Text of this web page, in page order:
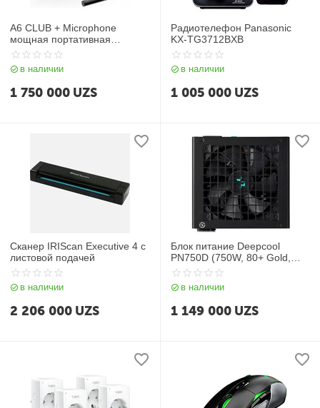
A6 CLUB + Microphone
мощная портативная
Bluetooth-колонка
в наличии
1 750 000 UZS
Радиотелефон Panasonic
KX-TG3712BXB
в наличии
1 005 000 UZS
Сканер IRIScan Executive 4 с
листовой подачей
в наличии
2 206 000 UZS
Блок питание Deepcool
PN750D (750W, 80+ Gold,
APFC, 20+4 pin)
в наличии
1 149 000 UZS